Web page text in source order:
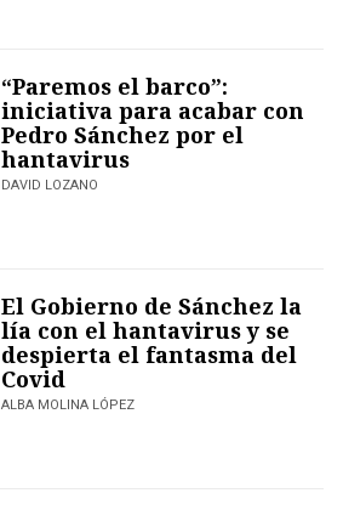
“Paremos el barco”:
iniciativa para acabar con
Pedro Sánchez por el
hantavirus
DAVID LOZANO
El Gobierno de Sánchez la
lía con el hantavirus y se
despierta el fantasma del
Covid
ALBA MOLINA LÓPEZ